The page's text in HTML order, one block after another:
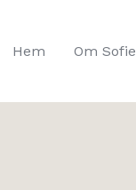
Hem Om Sofie